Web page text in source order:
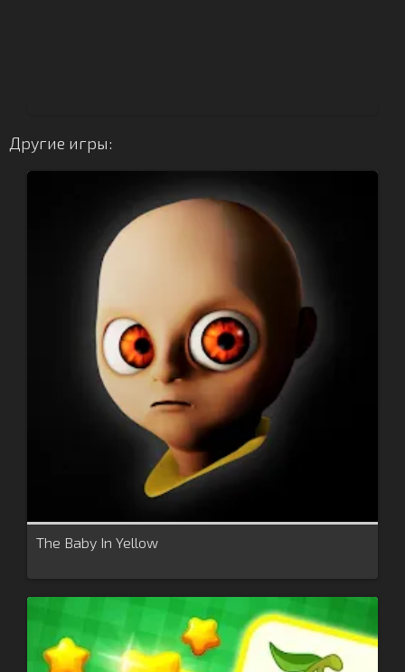
Другие игры:
The Baby In Yellow